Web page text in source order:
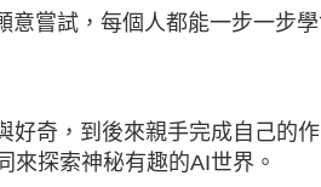
嘗試，每個人都能一步一步學
好奇，到後來親手完成自己的
來探索神秘有趣的AI世界。